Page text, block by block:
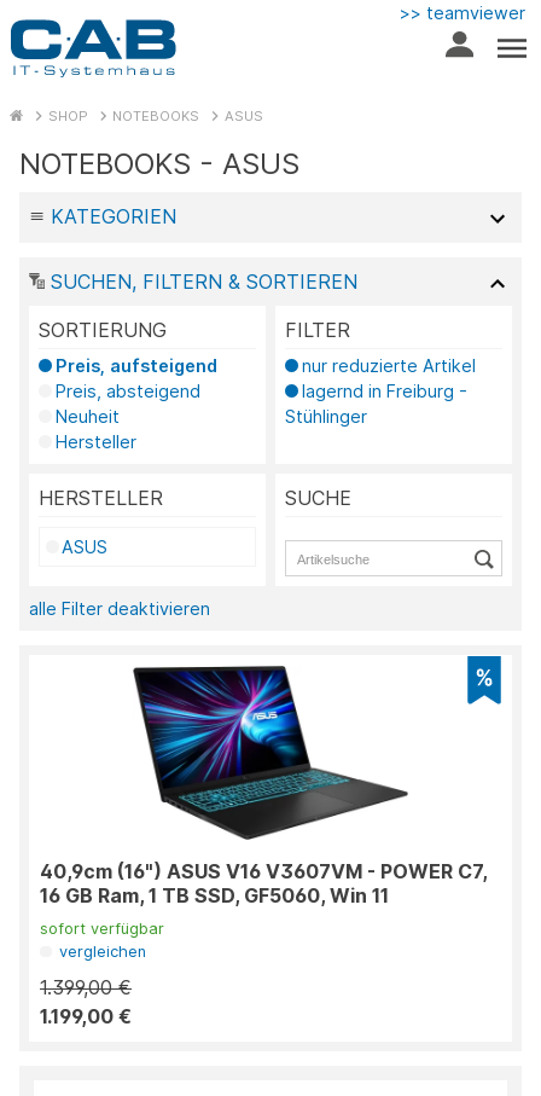
>> teamviewer
SHOP NOTEBOOKS ASUS
NOTEBOOKS - ASUS
KATEGORIEN
SUCHEN, FILTERN & SORTIEREN
SORTIERUNG
Preis, aufsteigend
Preis, absteigend
Neuheit
Hersteller
FILTER
nur reduzierte Artikel
lagernd in Freiburg -
Stühlinger
HERSTELLER
ASUS
SUCHE
alle Filter deaktivieren
40,9cm (16") ASUS V16 V3607VM - POWER C7,
16 GB Ram, 1 TB SSD, GF5060, Win 11
sofort verfügbar
vergleichen
1.399,00 €
1.199,00 €